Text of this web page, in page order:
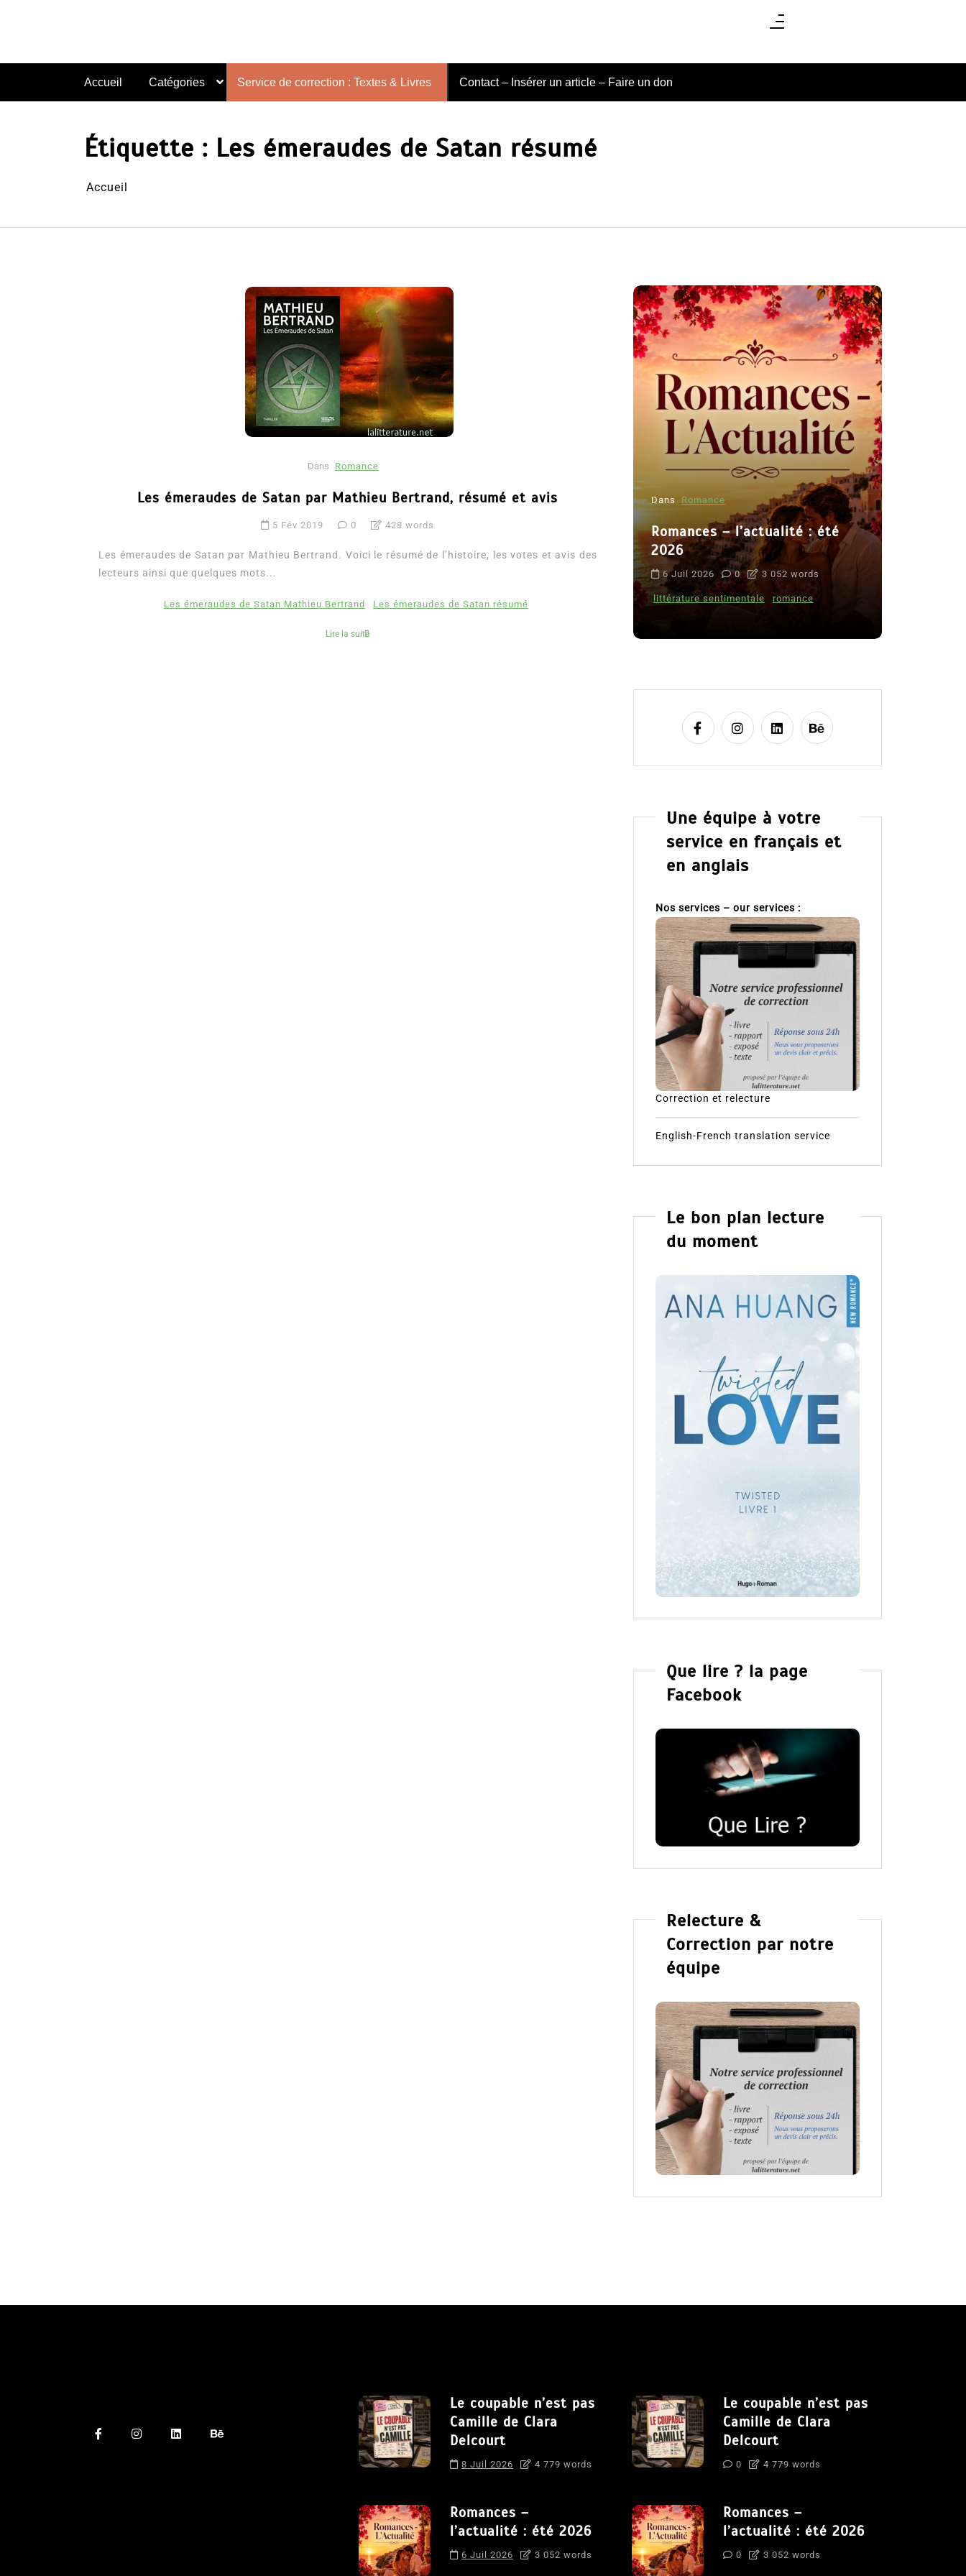
Accueil Catégories Service de correction : Textes & Livres Contact – Insérer un article – Faire un don
Étiquette : Les émeraudes de Satan résumé
Accueil
Dans Romance
Les émeraudes de Satan par Mathieu Bertrand, résumé et avis
5 Fév 2019 0 428 words
Les émeraudes de Satan par Mathieu Bertrand. Voici le résumé de l’histoire, les votes et avis des
lecteurs ainsi que quelques mots...
Les émeraudes de Satan Mathieu Bertrand Les émeraudes de Satan résumé
Lire la suite
Dans Romance
Romances – l’actualité : été
2026
6 Juil 2026 0 3 052 words
littérature sentimentale romance
8 Juil 2026 0 4 779 words
Dans Romance
Romances – l’actualité : été
2026
6 Juil 2026 0 3 052 words
littérature sentimentale romance
Une équipe à votre
service en français et
en anglais
Nos services – our services :
Correction et relecture
English-French translation service
Le bon plan lecture
du moment
Que lire ? la page
Facebook
Relecture &
Correction par notre
équipe
Le coupable n’est pas
Camille de Clara
Delcourt
8 Juil 2026 4 779 words
Romances –
l’actualité : été 2026
6 Juil 2026 3 052 words
Le coupable n’est pas
Camille de Clara
Delcourt
0 4 779 words
Romances –
l’actualité : été 2026
0 3 052 words